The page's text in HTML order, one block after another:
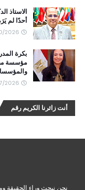
الاستاذ
أحدًا لم
7/30/2026
بكرة
مؤسسة
8/07/2026
أنت زائرنا الكريم رقم
نحن نبحث وراء الحقيقة